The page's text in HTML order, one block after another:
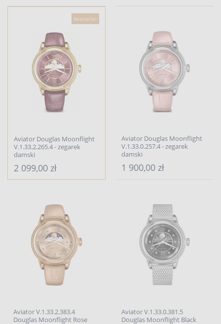
Bestseller
Aviator Douglas Moonflight
V.1.33.2.265.4 - zegarek
damski
2 099,00 zł
Aviator Douglas Moonflight
V.1.33.0.257.4 - zegarek
damski
1 900,00 zł
Aviator V.1.33.2.383.4
Douglas Moonflight Rose
Aviator V.1.33.0.381.5
Douglas Moonflight Black